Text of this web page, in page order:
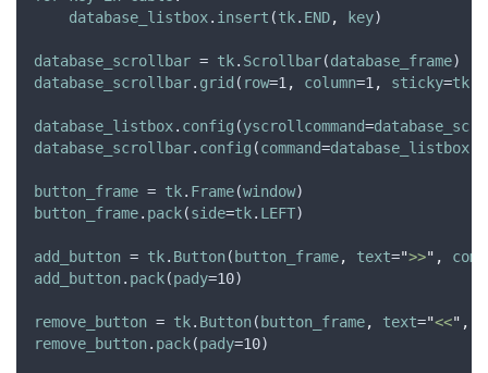
database_listbox. insert (tk. END, key)
database_scrollbar = tk. Scrollbar(database_frame)
database_scrollbar. grid ( row=1 , column=1 , sticky=tk
database_listbox. config (yscrollcommand=
database_scrollbar. config (command=database_listbox
button_frame = tk. Frame(window)
button_frame. pack(side=tk. LEFT)
add_button = tk. Button(button_frame, text=">>" ,
add_button. pack(pady=10)
remove_button = tk. Button(button_frame, text="<<" ,
remove_button. pack(pady=10)